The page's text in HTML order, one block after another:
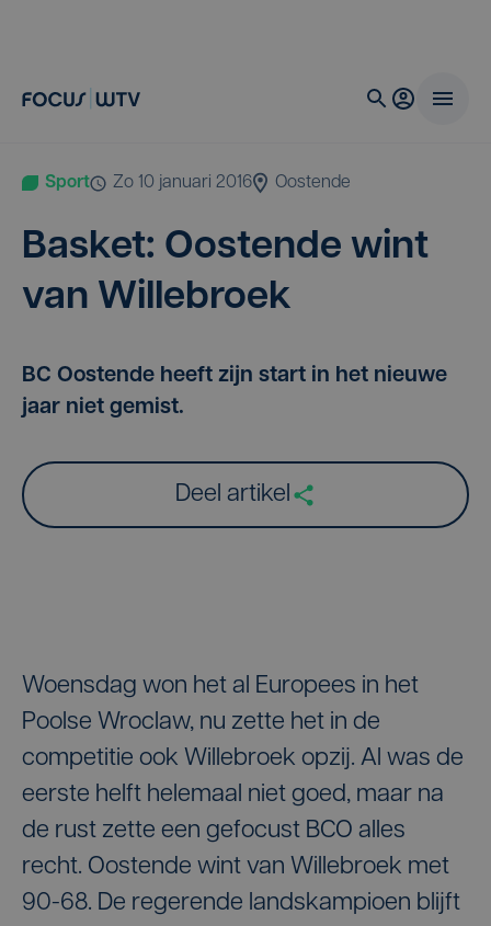
Sport zo 10 januari 2016 Oostende
Bas­ket: Oos­ten­de wint
van Willebroek
BC Oostende heeft zijn start in het nieuwe
jaar niet gemist.
Deel artikel
Woensdag won het al Europees in het
Poolse Wroclaw, nu zette het in de
competitie ook Willebroek opzij. Al was de
eerste helft helemaal niet goed, maar na
de rust zette een gefocust BCO alles
recht. Oostende wint van Willebroek met
90-68. De regerende landskampioen blijft